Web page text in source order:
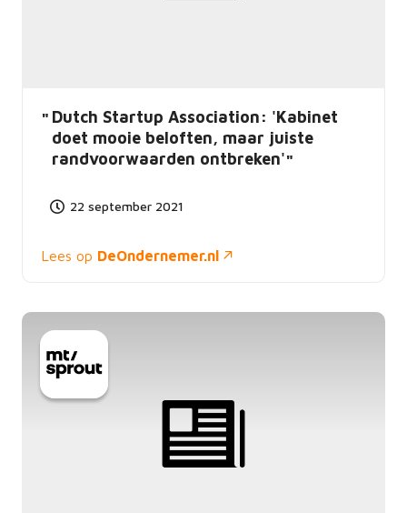
Dutch Startup Association: 'Kabinet
doet mooie beloften, maar juiste
randvoorwaarden ontbreken'
22 september 2021
Lees op DeOndernemer.nl